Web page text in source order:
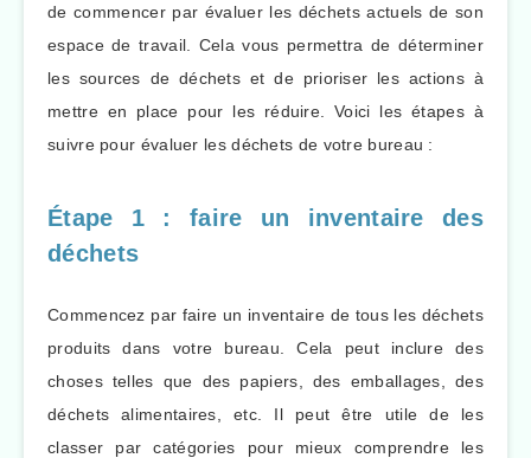
de commencer par évaluer les déchets actuels de son
espace de travail. Cela vous permettra de déterminer
les sources de déchets et de prioriser les actions à
mettre en place pour les réduire. Voici les étapes à
suivre pour évaluer les déchets de votre bureau :
Étape 1 : faire un inventaire des
déchets
Commencez par faire un inventaire de tous les déchets
produits dans votre bureau. Cela peut inclure des
choses telles que des papiers, des emballages, des
déchets alimentaires, etc. Il peut être utile de les
classer par catégories pour mieux comprendre les